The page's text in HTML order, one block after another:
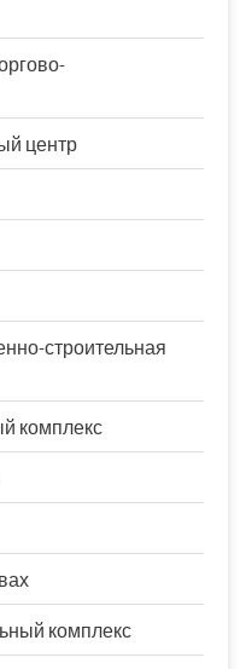
центр
строительная
комплекс
комплекс